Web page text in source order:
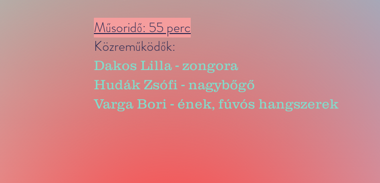
Műsoridő: 55 perc
​Közreműködők:
Dakos Lilla - zongora
Hudák Zsófi - nagybőgő
Varga Bori - ének, fúvós hangszerek